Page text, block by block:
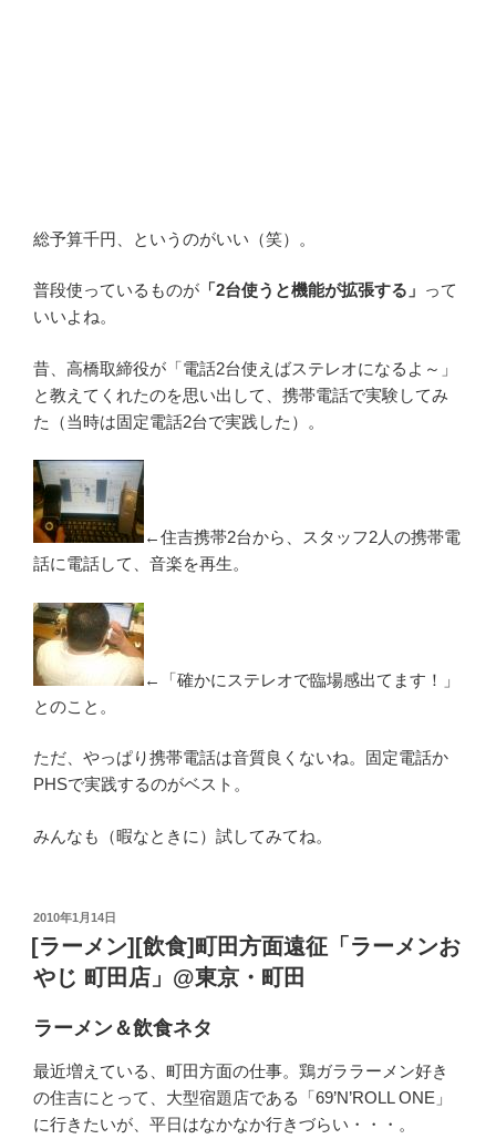
総予算千円、というのがいい（笑）。
普段使っているものが 「2台使うと機能が拡張する」 って
いいよね。
昔、高橋取締役が「電話2台使えばステレオになるよ～」
と教えてくれたのを思い出して、携帯電話で実験してみ
た（当時は固定電話2台で実践した）。
←住吉携帯2台から、スタッフ2人の携帯電
話に電話して、音楽を再生。
←「確かにステレオで臨場感出てます！」
とのこと。
ただ、やっぱり携帯電話は音質良くないね。固定電話か
PHSで実践するのがベスト。
みんなも（暇なときに）試してみてね。
投
稿
日:
2010年1月14日
[ラーメン][飲食]町田方面遠征「ラーメンお
やじ 町田店」@東京・町田
ラーメン＆飲食ネタ
最近増えている、町田方面の仕事。鶏ガララーメン好き
の住吉にとって、大型宿題店である「69’N’ROLL ONE」
に行きたいが、平日はなかなか行きづらい・・・。